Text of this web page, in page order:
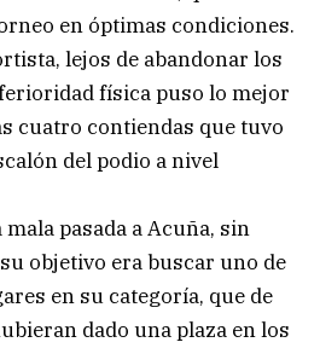
en óptimas condiciones.
lejos de abandonar los
física puso lo mejor
cuatro contiendas que tuvo
del podio a nivel
pasada a Acuña, sin
objetivo era buscar uno de
en su categoría, que de
dado una plaza en los